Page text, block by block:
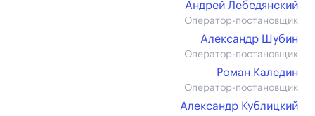
Андрей Лебедянский
Оператор-постановщик
Александр Шубин
Оператор-постановщик
Роман Каледин
Оператор-постановщик
Александр Кублицкий